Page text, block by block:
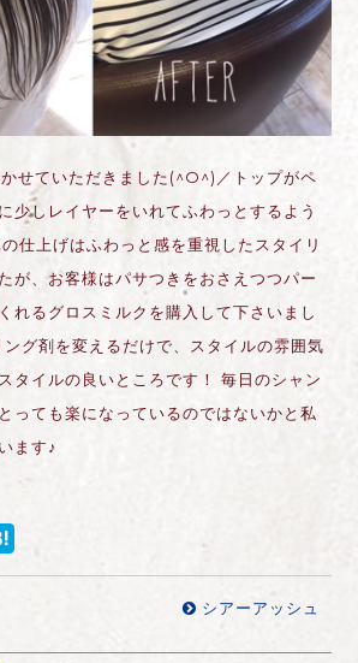
せていただきました(^O^)／トップがペ
少しレイヤーをいれてふわっとするよう
仕上げはふわっと感を重視したスタイリ
が、お客様はパサつきをおさえつつパー
れるグロスミルクを購入して下さいまし
グ剤を変えるだけで、スタイルの雰囲気
タイルの良いところです！ 毎日のシャン
っても楽になっているのではないかと私
ます♪
シアーアッシュ